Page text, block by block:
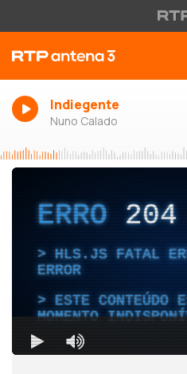
Indiegente
Nuno Calado